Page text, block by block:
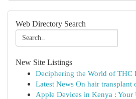
Web Directory Search
New Site Listings
Deciphering the World of THC
Latest News On hair transplant
Apple Devices in Kenya :